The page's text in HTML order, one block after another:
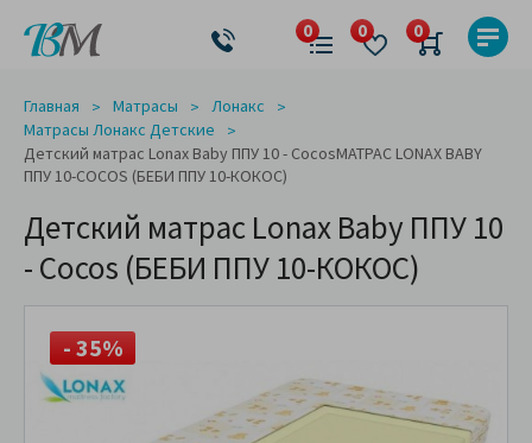
Главная Матрасы
Лонакс
Матрасы Лонакс Детские
Детский матрас Lonax Baby ППУ 10 - CocosМАТРАС LONAX BABY
ППУ 10-COCOS (БЕБИ ППУ 10-КОКОС)
Детский матрас Lonax Baby ППУ 10
- Cocos (БЕБИ ППУ 10-КОКОС)
- 35%